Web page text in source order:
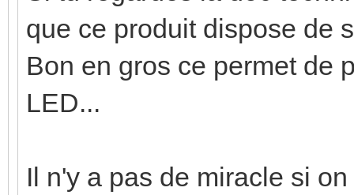
que ce produit dispose de
Bon en gros ce permet de
LED...
Il n'y a pas de miracle si